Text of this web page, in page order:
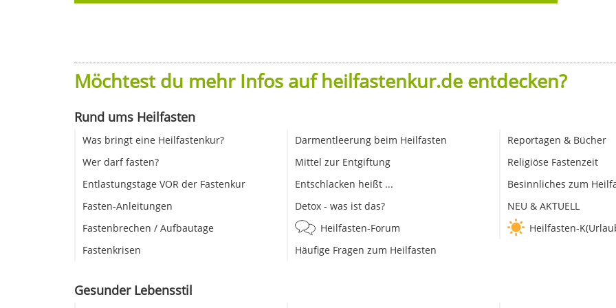
Möchtest du mehr Infos auf heilfastenkur.de entdecken?
Rund ums Heilfasten
Was bringt eine Heilfastenkur?
Wer darf fasten?
Entlastungstage VOR der Fastenkur
Fasten-Anleitungen
Fastenbrechen / Aufbautage
Fastenkrisen
Darmentleerung beim Heilfasten
Mittel zur Entgiftung
Entschlacken heißt ...
Detox - was ist das?
Heilfasten-Forum
Häufige Fragen zum Heilfasten
Reportagen & Bücher
Religiöse Fastenzeit
Besinnliches zum
NEU & AKTUELL
Heilfasten-
Gesunder Lebensstil